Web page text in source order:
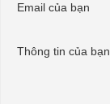
Email của bạn
Thông tin của bạn